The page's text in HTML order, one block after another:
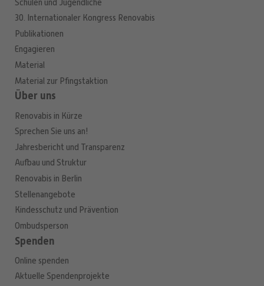
Schulen und Jugendliche
30. Internationaler Kongress Renovabis
Publikationen
Engagieren
Material
Material zur Pfingstaktion
Über uns
Renovabis in Kürze
Sprechen Sie uns an!
Jahresbericht und Transparenz
Aufbau und Struktur
Renovabis in Berlin
Stellenangebote
Kindesschutz und Prävention
Ombudsperson
Spenden
Online spenden
Aktuelle Spendenprojekte